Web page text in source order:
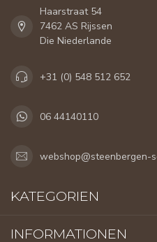
Haarstraat 54
7462 AS Rijssen
Die Niederlande
+31 (0) 548 512 652
06 44140110
webshop@steenbergen-
KATEGORIEN
INFORMATIONEN